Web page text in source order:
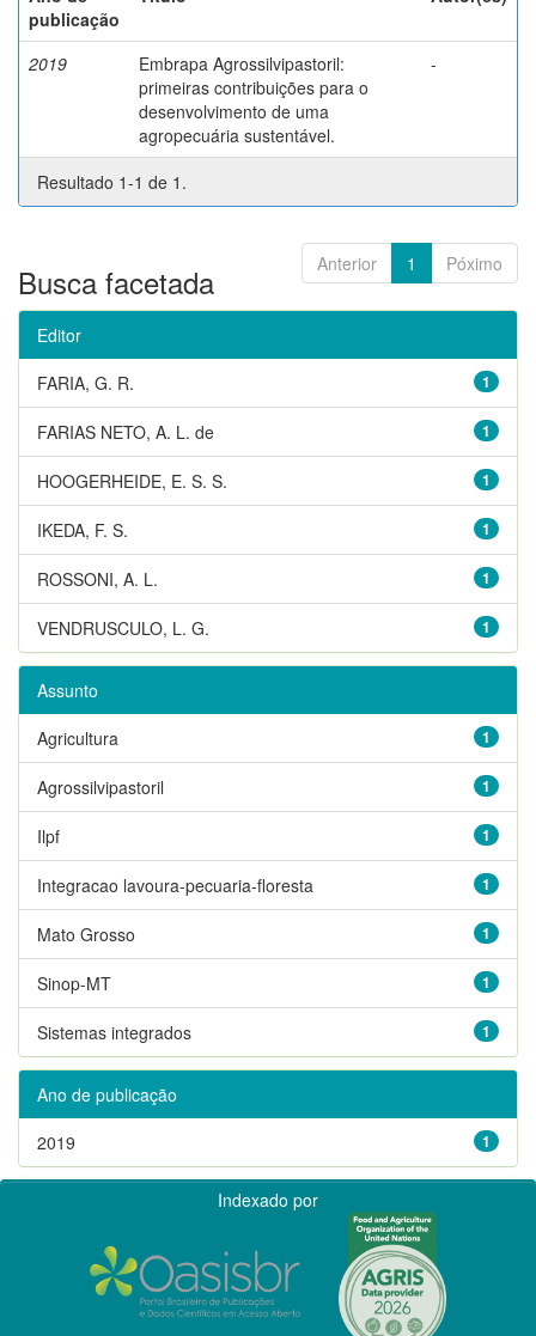
publicação
2019
Embrapa Agrossilvipastoril:
primeiras contribuições para o
desenvolvimento de uma
agropecuária sustentável.
-
Resultado 1-1 de 1.
Anterior 1 Póximo
Busca facetada
Editor
1
FARIA, G. R.
1
FARIAS NETO, A. L. de
1
HOOGERHEIDE, E. S. S.
1
IKEDA, F. S.
1
ROSSONI, A. L.
1
VENDRUSCULO, L. G.
Assunto
1
Agricultura
1
Agrossilvipastoril
1
Ilpf
1
Integracao lavoura-pecuaria-floresta
1
Mato Grosso
1
Sinop-MT
1
Sistemas integrados
Ano de publicação
1
2019
Indexado por